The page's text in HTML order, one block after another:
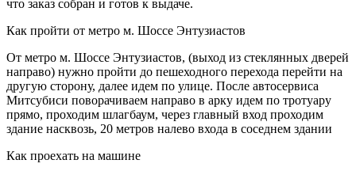
что заказ собран и готов к выдаче.
Как пройти от метро м. Шоссе Энтузиастов
От метро м. Шоссе Энтузиастов, (выход из стеклянных дверей
направо) нужно пройти до пешеходного перехода перейти на
другую сторону, далее идем по улице. После автосервиса
Митсубиси поворачиваем направо в арку идем по тротуару
прямо, проходим шлагбаум, через главный вход проходим
здание насквозь, 20 метров налево входа в соседнем здании
Как проехать на машине